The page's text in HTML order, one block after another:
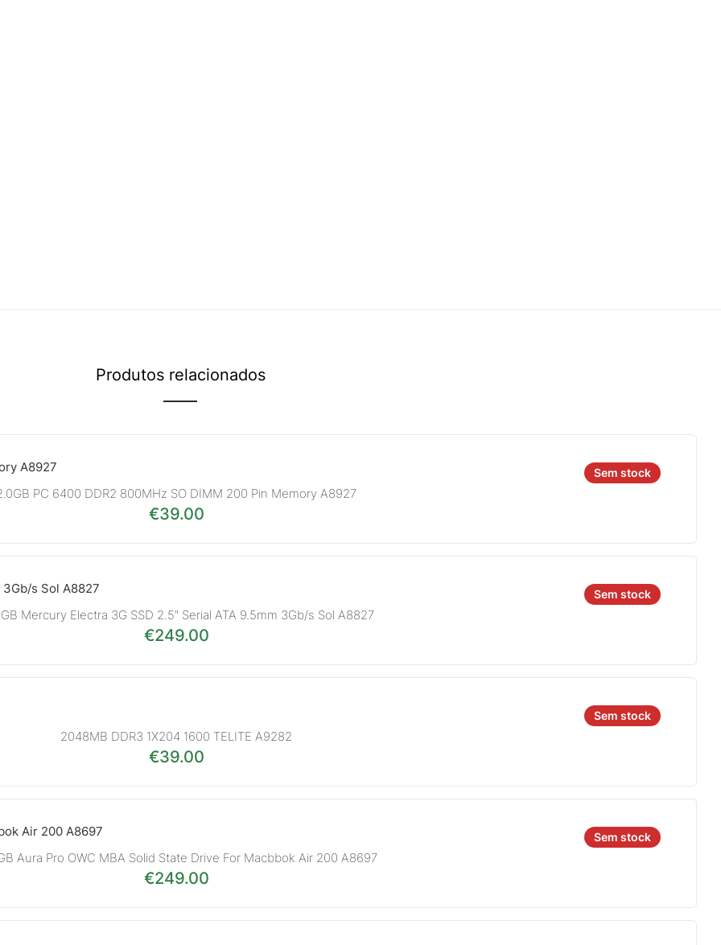
Produtos relacionados
Sem stock
PC 6400 DDR2 800MHz SO DIMM 200 Pin Memory A8927
€39.00
Sem stock
Mercury Electra 3G SSD 2.5″ Serial ATA 9.5mm 3Gb/s Sol A8827
€249.00
Sem stock
2048MB DDR3 1X204 1600 TELITE A9282
€39.00
Sem stock
Aura Pro OWC MBA Solid State Drive For Macbbok Air 200 A8697
€249.00